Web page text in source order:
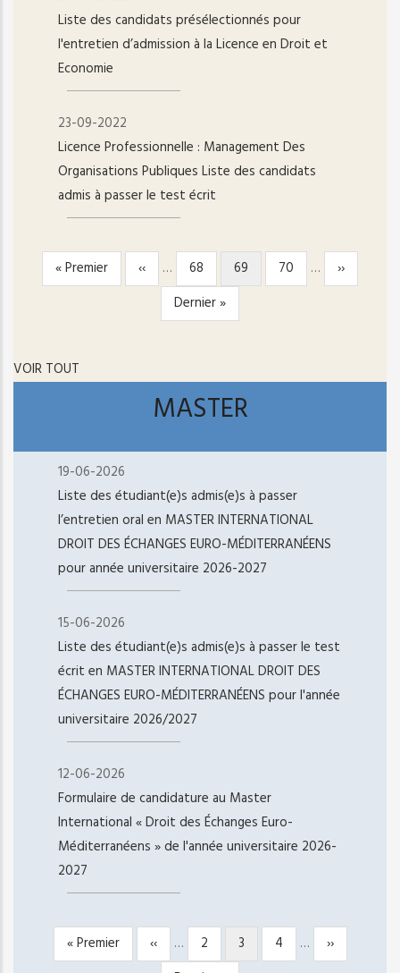
Liste des candidats présélectionnés pour
l'entretien d’admission à la Licence en Droit et
Economie
23-09-2022
Licence Professionnelle : Management Des
Organisations Publiques Liste des candidats
admis à passer le test écrit
PAGINATION
Première
page
« Premier
Page
précédente
‹‹ … Page
68
Page
courante
69 Page
70 …
Page
suivante
››
Dernière
page
Dernier »
VOIR TOUT
MASTER
19-06-2026
Liste des étudiant(e)s admis(e)s à passer
l’entretien oral en MASTER INTERNATIONAL
DROIT DES ÉCHANGES EURO-MÉDITERRANÉENS
pour année universitaire 2026-2027
15-06-2026
Liste des étudiant(e)s admis(e)s à passer le test
écrit en MASTER INTERNATIONAL DROIT DES
ÉCHANGES EURO-MÉDITERRANÉENS pour l'année
universitaire 2026/2027
12-06-2026
Formulaire de candidature au Master
International « Droit des Échanges Euro-
Méditerranéens » de l'année universitaire 2026-
2027
PAGINATION
Première
page
« Premier
Page
précédente
‹‹ … Page
2
Page
courante
3 Page
4 …
Page
suivante
››